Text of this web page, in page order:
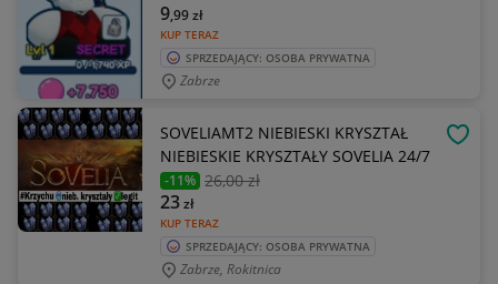
KUP TERAZ
9,99zł
SPRZEDAJĄCY: OSOBA PRYWATNA
Zabrze
SOVELIAMT2 NIEBIESKI KRYSZTAŁ
NIEBIESKIE KRYSZTAŁY SOVELIA 24/7
-11% 26,00 zł
KUP TERAZ
23zł
SPRZEDAJĄCY: OSOBA PRYWATNA
Zabrze, Rokitnica